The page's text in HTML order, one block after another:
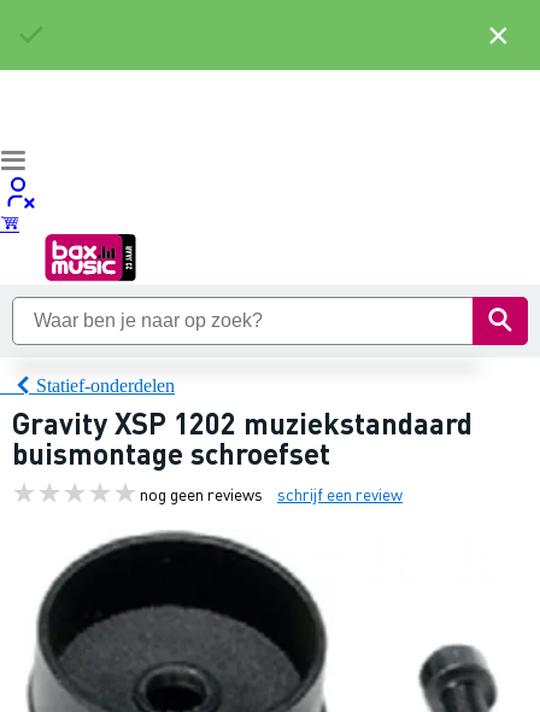
Statief-onderdelen
Gravity XSP 1202 muziekstandaard
buismontage schroefset
nog geen reviews schrijf een review
×